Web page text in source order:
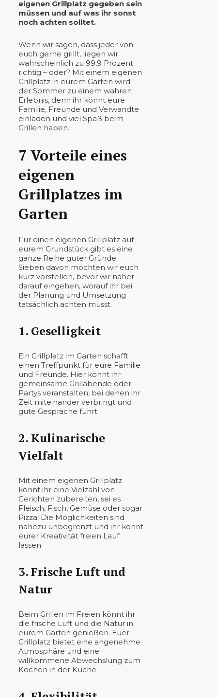
eigenen Grillplatz gegeben sein
müssen und auf was ihr sonst
noch achten solltet.
Wenn wir sagen, dass jeder von
euch gerne grillt, liegen wir
wahrscheinlich zu 99,9 Prozent
richtig – oder? Mit einem eigenen
Grillplatz in eurem Garten wird
der Sommer zu einem wahren
Erlebnis, denn ihr könnt eure
Familie, Freunde und Verwandte
einladen und viel Spaß beim
Grillen haben.
7 Vorteile eines
eigenen
Grillplatzes im
Garten
Für einen eigenen Grillplatz auf
eurem Grundstück gibt es eine
ganze Reihe guter Gründe.
Sieben davon möchten wir euch
kurz vorstellen, bevor wir näher
darauf eingehen, worauf ihr bei
der Planung und Umsetzung
tatsächlich achten müsst.
1. Geselligkeit
Ein Grillplatz im Garten schafft
einen Treffpunkt für eure Familie
und Freunde. Hier könnt ihr
gemeinsame Grillabende oder
Partys veranstalten, bei denen ihr
Zeit miteinander verbringt und
gute Gespräche führt.
2. Kulinarische
Vielfalt
Mit einem eigenen Grillplatz
könnt ihr eine Vielzahl von
Gerichten zubereiten, sei es
Fleisch, Fisch, Gemüse oder sogar
Pizza. Die Möglichkeiten sind
nahezu unbegrenzt und ihr könnt
eurer Kreativität freien Lauf
lassen.
3. Frische Luft und
Natur
Beim Grillen im Freien könnt ihr
die frische Luft und die Natur in
eurem Garten genießen. Euer
Grillplatz bietet eine angenehme
Atmosphäre und eine
willkommene Abwechslung zum
Kochen in der Küche.